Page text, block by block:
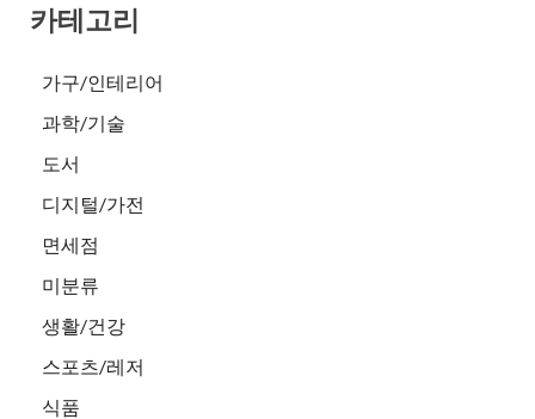
카테고리
가구/인테리어
과학/기술
도서
디지털/가전
면세점
미분류
생활/건강
스포츠/레저
식품